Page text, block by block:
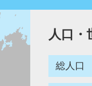
人口・
総人口